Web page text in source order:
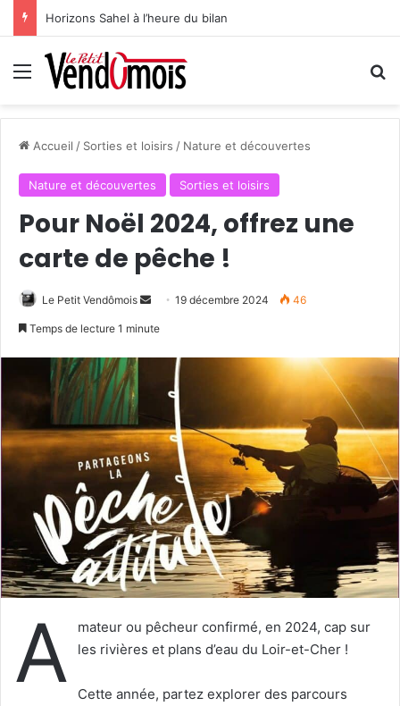
Horizons Sahel à l’heure du bilan
Menu
Accueil / Sorties et loisirs / Nature et découvertes
Nature et découvertes Sorties et loisirs
Pour Noël 2024, offrez une
carte de pêche !
Le Petit Vendômois
r
u
n
c
o
u
r
r
i
e
19 décembre 2024 46
Temps de lecture 1 minute
A
mateur ou pêcheur confirmé, en 2024, cap sur
les rivières et plans d’eau du Loir-et-Cher !
Cette année, partez explorer des parcours